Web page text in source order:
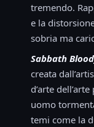
tremendo.
e la
sobria ma
Sabbath
creata
d’arte
uomo
temi come la